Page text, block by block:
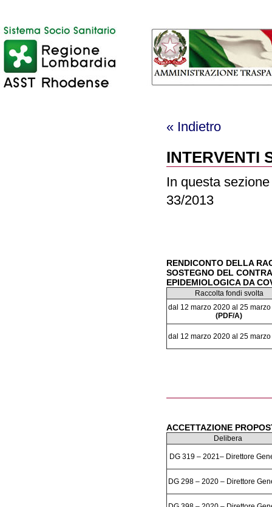
« Indietro
INTERVENTI
In questa
33/2013
RENDICONTO DELLA
SOSTEGNO DEL
EPIDEMIOLOGICA DA
Raccolta fondi svolta
dal 12 marzo 2020 al 25
(PDF/A)
dal 12 marzo 2020 al 25
ACCETTAZIONE
Delibera
DG 319 – 2021– Direttore
DG 298 – 2020 – Direttore